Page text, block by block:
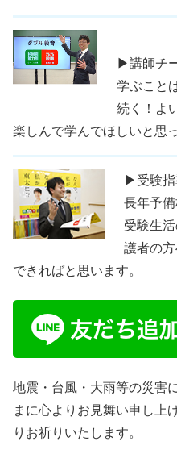
▶講師チ
学ぶこと
続く！よ
楽しんで学んでほしいと思
▶受験指
長年予備
受験生
護者の
できればと思います。
地震・台風・大雨等の災害
まに心よりお見舞い申し上
りお祈りいたします。